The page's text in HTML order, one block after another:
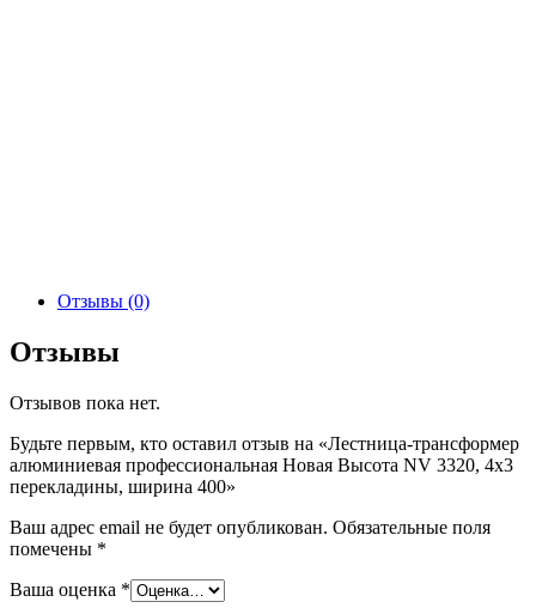
Отзывы (0)
Отзывы
Отзывов пока нет.
Будьте первым, кто оставил отзыв на «Лестница-трансформер
алюминиевая профессиональная Новая Высота NV 3320, 4х3
перекладины, ширина 400»
Ваш адрес email не будет опубликован. Обязательные поля
помечены *
Ваша оценка *